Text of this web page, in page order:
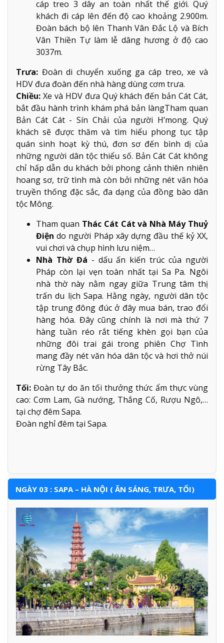
cáp treo 3 dây an toàn nhất thế giới. Quý
khách đi cáp lên đến độ cao khoảng 2.900m.
Đoàn bách bộ lên Thanh Vân Đắc Lộ và Bích
Vân Thiền Tự làm lễ dâng hương ở độ cao
3037m.
Trưa: Đoàn di chuyển xuống ga cáp treo, xe và
HDV đưa đoàn đến nhà hàng dùng cơm trưa.
Chiều: Xe và HDV đưa Quý khách đến bản Cát Cát,
bắt đầu hành trình khám phá bản làngTham quan
Bản Cát Cát - Sín Chải của người H’mong. Quý
khách sẽ được thăm và tìm hiểu phong tục tập
quán sinh hoạt kỳ thú, đơn sơ đến bình dị của
những người dân tộc thiểu số. Bản Cát Cát không
chỉ hấp dẫn du khách bởi phong cảnh thiên nhiên
hoang sơ, trữ tình mà còn bởi những nét văn hóa
truyền thống đặc sắc, đa dạng của đồng bào dân
tộc Mông.
Tham quan Thác Cát Cát và Nhà Máy Thuỷ
Điện do người Pháp xây dựng đầu thế kỷ XX,
vui chơi và chụp hình lưu niệm…
Nhà Thờ Đá - dấu ấn kiến trúc của người
Pháp còn lại vẹn toàn nhất tại Sa Pa. Ngôi
nhà thờ này nằm ngay giữa Trung tâm thị
trấn du lịch Sapa. Hằng ngày, người dân tộc
tập trung đông đúc ở đây mua bán, trao đổi
hàng hóa. Đây cũng chính là nơi mà thứ 7
hàng tuần réo rắt tiếng khèn gọi bạn của
những đôi trai gái trong phiên Chợ Tình
mang đầy nét văn hóa dân tộc và hơi thở núi
rừng Tây Bắc.
Tối: Đoàn tự do ăn tối thưởng thức ẩm thực vùng
cao: Cơm Lam, Gà nướng, Thắng Cố, Rượu Ngô,…
tại chợ đêm Sapa.
Đoàn nghỉ đêm tại Sapa.
NGÀY 03 : SAPA – HÀ NỘI ( ĂN SÁNG, TRƯA, TỐI)